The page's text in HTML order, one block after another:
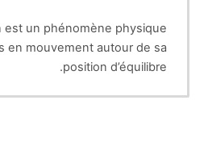
est un phénomène physique
en mouvement autour de sa
position d’équilibre.